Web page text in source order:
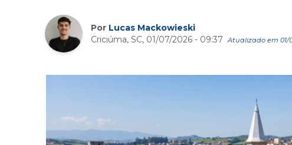
Por Lucas Mackowieski
Criciúma, SC, 01/07/2026 - 09:37
Atualizado em 01/